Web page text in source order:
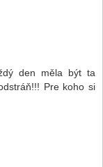
den měla být ta
Pre koho si